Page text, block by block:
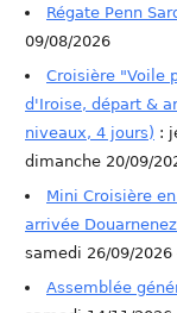
Régate Penn
09/08/2026
Croisière "Voile
d'Iroise, départ &
niveaux, 4 jours) :
dimanche 20/09/
Mini Croisière
arrivée
samedi 26/09/
Assemblée